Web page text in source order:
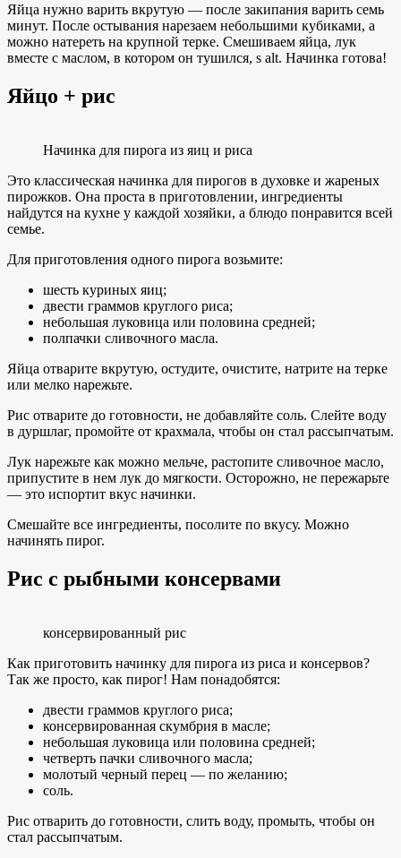
Яйца нужно варить вкрутую — после закипания варить семь
минут. После остывания нарезаем небольшими кубиками, а
можно натереть на крупной терке. Смешиваем яйца, лук
вместе с маслом, в котором он тушился, s alt. Начинка готова!
Яйцо + рис
Начинка для пирога из яиц и риса
Это классическая начинка для пирогов в духовке и жареных
пирожков. Она проста в приготовлении, ингредиенты
найдутся на кухне у каждой хозяйки, а блюдо понравится всей
семье.
Для приготовления одного пирога возьмите:
шесть куриных яиц;
двести граммов круглого риса;
небольшая луковица или половина средней;
полпачки сливочного масла.
Яйца отварите вкрутую, остудите, очистите, натрите на терке
или мелко нарежьте.
Рис отварите до готовности, не добавляйте соль. Слейте воду
в дуршлаг, промойте от крахмала, чтобы он стал рассыпчатым.
Лук нарежьте как можно мельче, растопите сливочное масло,
припустите в нем лук до мягкости. Осторожно, не пережарьте
— это испортит вкус начинки.
Смешайте все ингредиенты, посолите по вкусу. Можно
начинять пирог.
Рис с рыбными консервами
консервированный рис
Как приготовить начинку для пирога из риса и консервов?
Так же просто, как пирог! Нам понадобятся:
двести граммов круглого риса;
консервированная скумбрия в масле;
небольшая луковица или половина средней;
четверть пачки сливочного масла;
молотый черный перец — по желанию;
соль.
Рис отварить до готовности, слить воду, промыть, чтобы он
стал рассыпчатым.